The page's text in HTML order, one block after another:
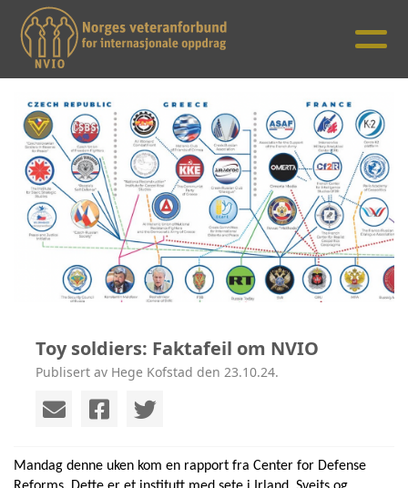
Toy soldiers: Faktafeil om NVIO
Publisert av Hege Kofstad den 23.10.24.
Mandag denne uken kom en rapport fra Center for Defense